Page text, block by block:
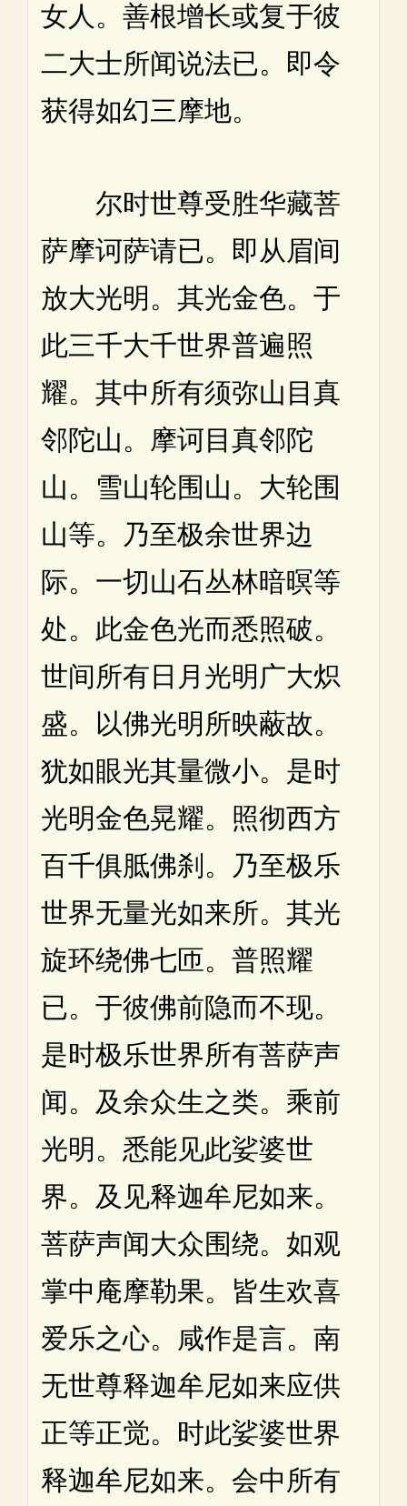
女人。善根增长或复于彼
二大士所闻说法已。即令
获得如幻三摩地。
尔时世尊受胜华藏菩
萨摩诃萨请已。即从眉间
放大光明。其光金色。于
此三千大千世界普遍照
耀。其中所有须弥山目真
邻陀山。摩诃目真邻陀
山。雪山轮围山。大轮围
山等。乃至极余世界边
际。一切山石丛林暗暝等
处。此金色光而悉照破。
世间所有日月光明广大炽
盛。以佛光明所映蔽故。
犹如眼光其量微小。是时
光明金色晃耀。照彻西方
百千俱胝佛刹。乃至极乐
世界无量光如来所。其光
旋环绕佛七匝。普照耀
已。于彼佛前隐而不现。
是时极乐世界所有菩萨声
闻。及余众生之类。乘前
光明。悉能见此娑婆世
界。及见释迦牟尼如来。
菩萨声闻大众围绕。如观
掌中庵摩勒果。皆生欢喜
爱乐之心。咸作是言。南
无世尊释迦牟尼如来应供
正等正觉。时此娑婆世界
释迦牟尼如来。会中所有